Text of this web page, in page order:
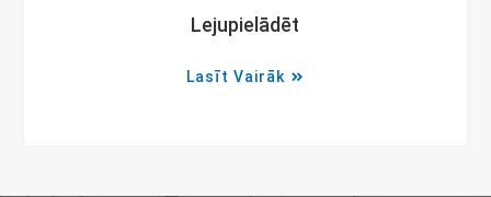
Lejupielādēt
Lasīt Vairāk